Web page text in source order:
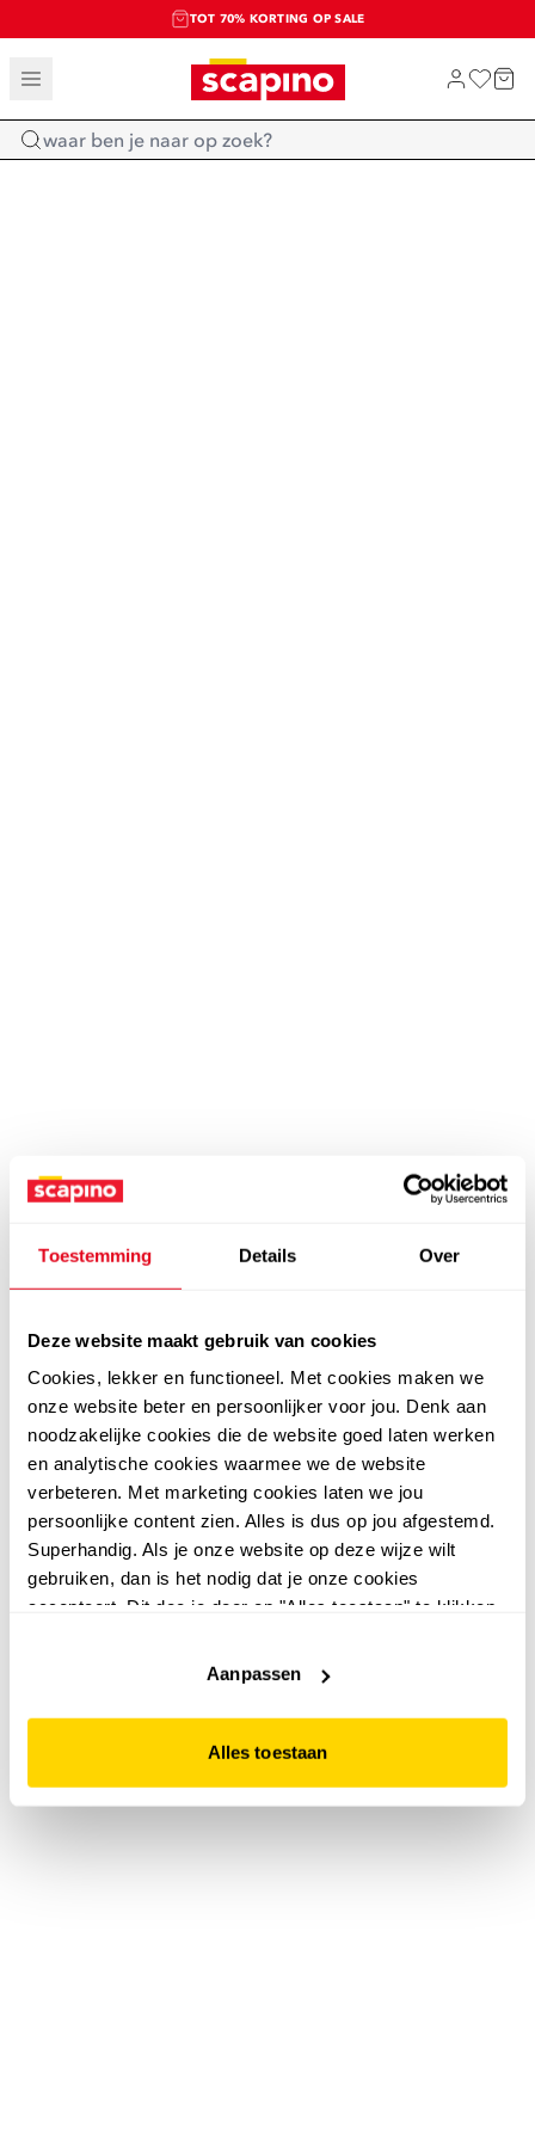
Toestemming Details Over
Deze website maakt gebruik van cookies
Cookies, lekker en functioneel. Met cookies maken we
onze website beter en persoonlijker voor jou. Denk aan
noodzakelijke cookies die de website goed laten werken
en analytische cookies waarmee we de website
verbeteren. Met marketing cookies laten we jou
persoonlijke content zien. Alles is dus op jou afgestemd.
Superhandig. Als je onze website op deze wijze wilt
gebruiken, dan is het nodig dat je onze cookies
accepteert. Dit doe je door op "Alles toestaan" te klikken.
website niet optimaal functioneert.
Aanpassen
Alles toestaan
TOT 70% KORTING OP SALE
SALE: LAATSTE KANS!
SHOP NIEUW
Home